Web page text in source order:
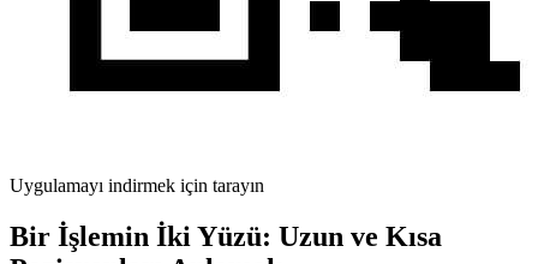
Uygulamayı indirmek için tarayın
Bir İşlemin İki Yüzü: Uzun ve Kısa